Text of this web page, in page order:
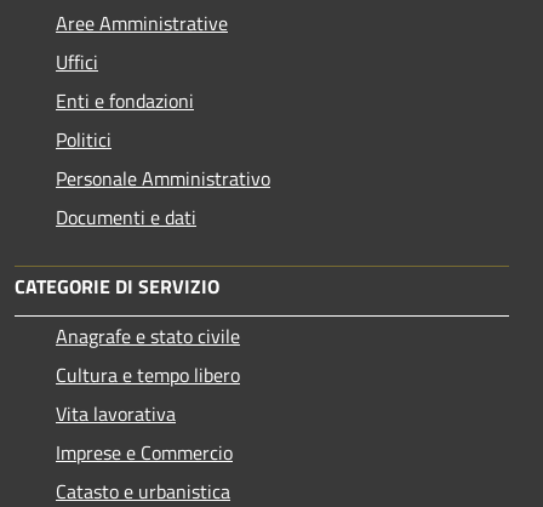
Aree Amministrative
Uffici
Enti e fondazioni
Politici
Personale Amministrativo
Documenti e dati
CATEGORIE DI SERVIZIO
Anagrafe e stato civile
Cultura e tempo libero
Vita lavorativa
Imprese e Commercio
Catasto e urbanistica